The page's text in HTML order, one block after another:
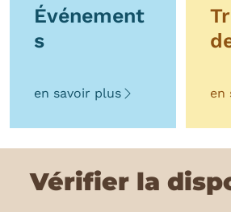
Événement
s
en savoir plus en
Vérifier la